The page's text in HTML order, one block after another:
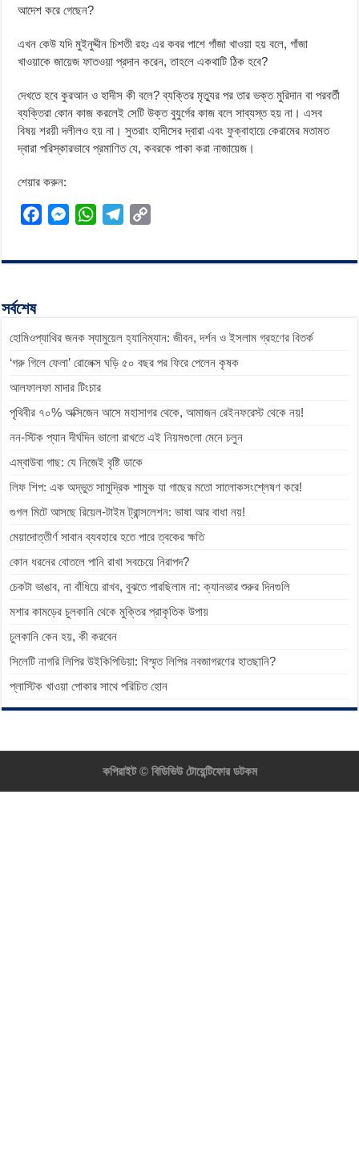
আদেশ করে গেছেন?
এখন কেউ যদি মুইনুদ্দীন চিশতী রহঃ এর কবর পাশে গাঁজা খাওয়া হয় বলে, গাঁজা
খাওয়াকে জায়েজ ফাতওয়া প্রদান করেন, তাহলে একথাটি ঠিক হবে?
দেখতে হবে কুরআন ও হাদীস কী বলে? ব্যক্তির মৃত্যুর পর তার ভক্ত মুরিদান বা পরবর্তী
ব্যক্তিরা কোন কাজ করলেই সেটি উক্ত বুযুর্গের কাজ বলে সাব্যস্ত হয় না। এসব
বিষয় শরয়ী দলীলও হয় না। সুতরাং হাদীসের দ্বারা এবং ফুক্বাহায়ে কেরামের মতামত
দ্বারা পরিস্কারভাবে প্রমাণিত যে, কবরকে পাকা করা নাজায়েজ।
শেয়ার করুন:
o
k
M
g
e
W
p
p
a
m
n
k
সর্বশেষ
হোমিওপ্যাথির জনক স্যামুয়েল হ্যানিম্যান: জীবন, দর্শন ও ইসলাম গ্রহণের বিতর্ক
‘গরু গিলে ফেলা’ রোলেক্স ঘড়ি ৫০ বছর পর ফিরে পেলেন কৃষক
আলফালফা মাদার টিংচার
পৃথিবীর ৭০% অক্সিজেন আসে মহাসাগর থেকে, আমাজন রেইনফরেস্ট থেকে নয়!
নন-স্টিক প্যান দীর্ঘদিন ভালো রাখতে এই নিয়মগুলো মেনে চলুন
এম্বাউবা গাছ: যে নিজেই বৃষ্টি ডাকে
লিফ শিপ: এক অদ্ভুত সামুদ্রিক শামুক যা গাছের মতো সালোকসংশ্লেষণ করে!
গুগল মিটে আসছে রিয়েল-টাইম ট্রান্সলেশন: ভাষা আর বাধা নয়!
মেয়াদোত্তীর্ণ সাবান ব্যবহারে হতে পারে ত্বকের ক্ষতি
কোন ধরনের বোতলে পানি রাখা সবচেয়ে নিরাপদ?
চেকটা ভাঙাব, না বাঁধিয়ে রাখব, বুঝতে পারছিলাম না: ক্যানভার শুরুর দিনগুলি
মশার কামড়ের চুলকানি থেকে মুক্তির প্রাকৃতিক উপায়
চুলকানি কেন হয়, কী করবেন
সিলেটি নাগরি লিপির উইকিপিডিয়া: বিস্মৃত লিপির নবজাগরণের হাতছানি?
প্লাস্টিক খাওয়া পোকার সাথে পরিচিত হোন
কপিরাইট ©বিডিভিউ টোয়েন্টিফোর ডটকম